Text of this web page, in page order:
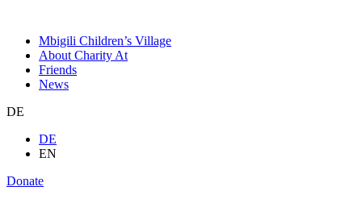
Mbigili Children’s Village
About Charity At
Friends
News
DE
DE
EN
Donate